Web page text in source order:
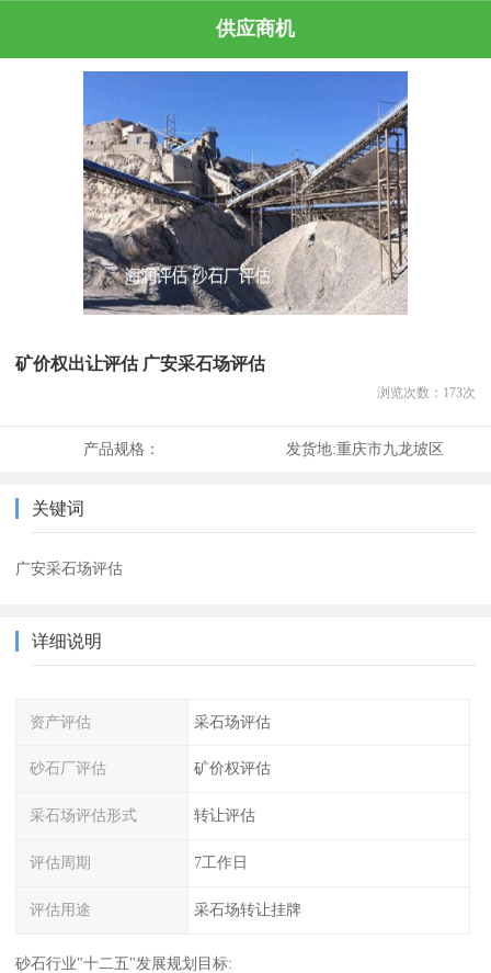
供应商机
矿价权出让评估 广安采石场评估
浏览次数： 173次
产品规格： 发货地:重庆市九龙坡区
关键词
广安采石场评估
详细说明
资产评估 采石场评估
砂石厂评估 矿价权评估
采石场评估形式 转让评估
评估周期 7工作日
评估用途 采石场转让挂牌
砂石行业"十二五"发展规划目标: